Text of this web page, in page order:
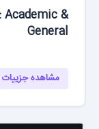
Academic &
General
مشاهده جزییات